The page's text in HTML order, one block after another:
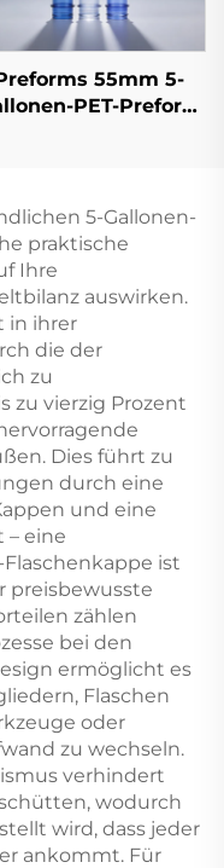
55mm 5-
PET-Preform
5-Gallonen-
praktische
Ihre
auswirken.
in ihrer
die der
zu
zu vierzig Prozent
Dies führt zu
durch eine
und eine
– eine
ist
preisbewusste
zählen
bei den
ermöglicht es
Flaschen
oder
zu wechseln.
verhindert
wodurch
wird, dass jeder
ankommt. Für